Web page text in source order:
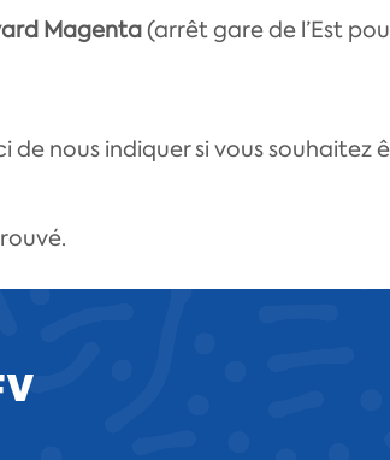
Magenta(arrêt gare de l’Est
nous indiquer si vous